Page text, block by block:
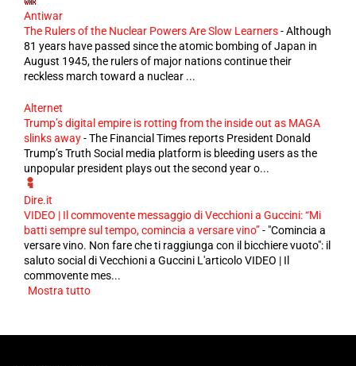
Antiwar
The Rulers of the Nuclear Powers Are Slow Learners-Although
81 years have passed since the atomic bombing of Japan in
August 1945, the rulers of major nations continue their
reckless march toward a nuclear ...
Alternet
Trump’s digital empire is rotting from the inside out as MAGA
slinks away-The Financial Times reports President Donald
Trump’s Truth Social media platform is bleeding users as the
unpopular president plays out the second year o...
Dire.it
VIDEO | Il commovente messaggio di Vecchioni a Guccini: “Mi
batti sempre sul tempo, comincia a versare vino”- "Comincia a
versare vino. Non fare che ti raggiunga con il bicchiere vuoto": il
saluto social di Vecchioni a Guccini L'articolo VIDEO | Il
commovente mes...
Mostra tutto